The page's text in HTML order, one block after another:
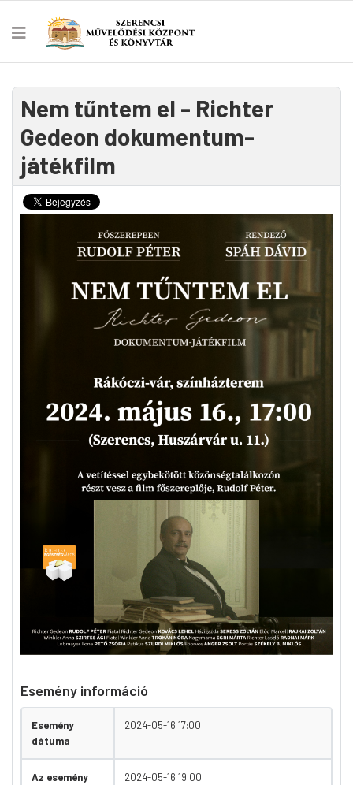
Nem tűntem el - Richter
Gedeon dokumentum-
játékfilm
Esemény információ
Esemény
dátuma
2024-05-16 17:00
Az esemény
2024-05-16 19:00